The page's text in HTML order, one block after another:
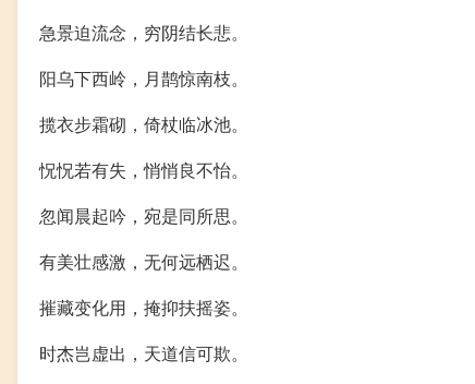
急景迫流念，穷阴结长悲。
阳乌下西岭，月鹊惊南枝。
揽衣步霜砌，倚杖临冰池。
怳怳若有失，悄悄良不怡。
忽闻晨起吟，宛是同所思。
有美壮感激，无何远栖迟。
摧藏变化用，掩抑扶摇姿。
时杰岂虚出，天道信可欺。